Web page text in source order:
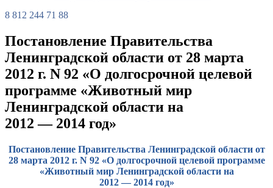
8 812 244 71 88
Постановление Правительства
Ленинградской области от 28 марта
2012 г. N 92 «О долгосрочной целевой
программе «Животный мир
Ленинградской области на
2012 — 2014 год»
Постановление Правительства Ленинградской области от
28 марта 2012 г. N 92 «О долгосрочной целевой программе
«Животный мир Ленинградской области на
2012 — 2014 год»